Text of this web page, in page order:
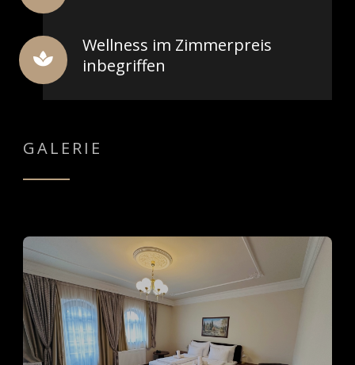
Wellness im Zimmerpreis
inbegriffen
GALERIE